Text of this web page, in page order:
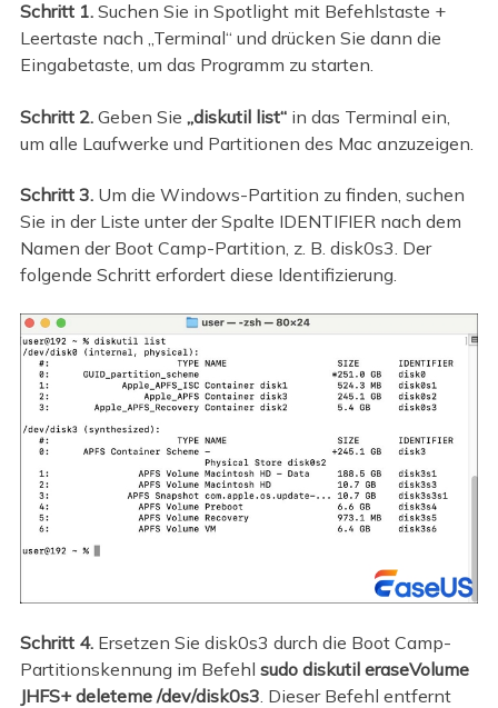
Schritt 1.Suchen Sie in Spotlight mit Befehlstaste +
Leertaste nach „Terminal“ und drücken Sie dann die
Eingabetaste, um das Programm zu starten.
Schritt 2.Geben Sie „diskutil list“in das Terminal ein,
um alle Laufwerke und Partitionen des Mac anzuzeigen.
Schritt 3.Um die Windows-Partition zu finden, suchen
Sie in der Liste unter der Spalte IDENTIFIER nach dem
Namen der Boot Camp-Partition, z. B. disk0s3. Der
folgende Schritt erfordert diese Identifizierung.
Schritt 4.Ersetzen Sie disk0s3 durch die Boot Camp-
Partitionskennung im Befehl sudo diskutil eraseVolume
JHFS+ deleteme /dev/disk0s3 . Dieser Befehl entfernt